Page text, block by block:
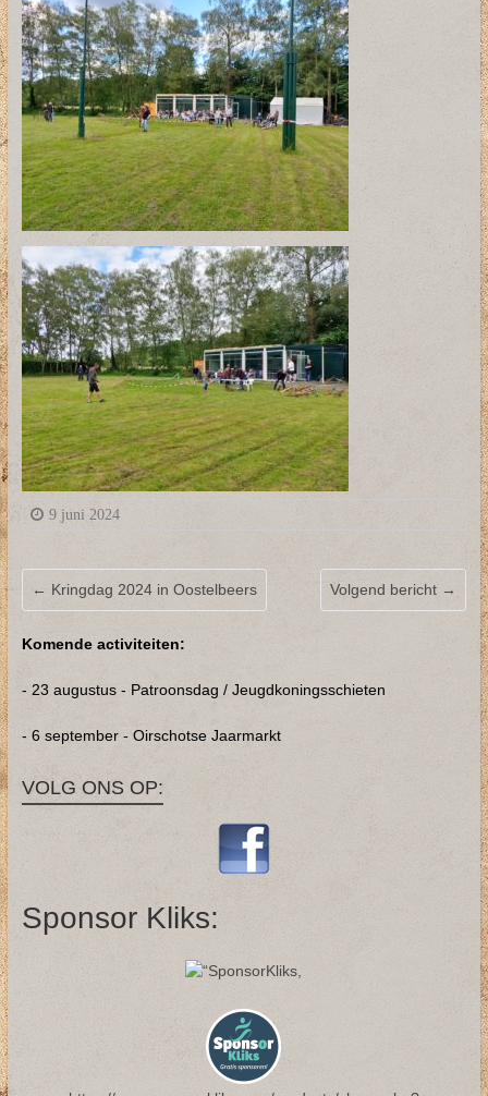
9 juni 2024
← Kringdag 2024 in Oostelbeers Volgend bericht →
Komende activiteiten:
- 23 augustus - Patroonsdag / Jeugdkoningsschieten
- 6 september - Oirschotse Jaarmarkt
VOLG ONS OP:
Sponsor Kliks: